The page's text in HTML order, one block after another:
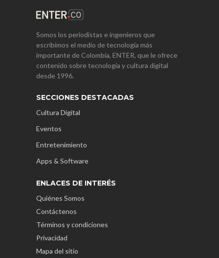
Somos los periodistas e ingenieros que
escribimos el medio de tecnología más
importante de Colombia, ENTER, que le ofrece
contenido sobre tecnología y cultura digital
desde 1996.
SECCIONES DESTACADAS
Cultura Digital
Eventos
Entretenimiento
Apps & Software
ENLACES DE INTERÉS
Quiénes Somos
Contáctenos
Términos y condiciones
Privacidad
Mapa del sitio